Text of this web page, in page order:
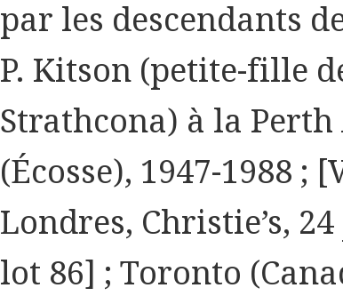
par les descendants
P. Kitson (petite-fille
Strathcona) à la
(Écosse), 1947-1988 ;
Londres, Christie’s,
lot 86] ; Toronto